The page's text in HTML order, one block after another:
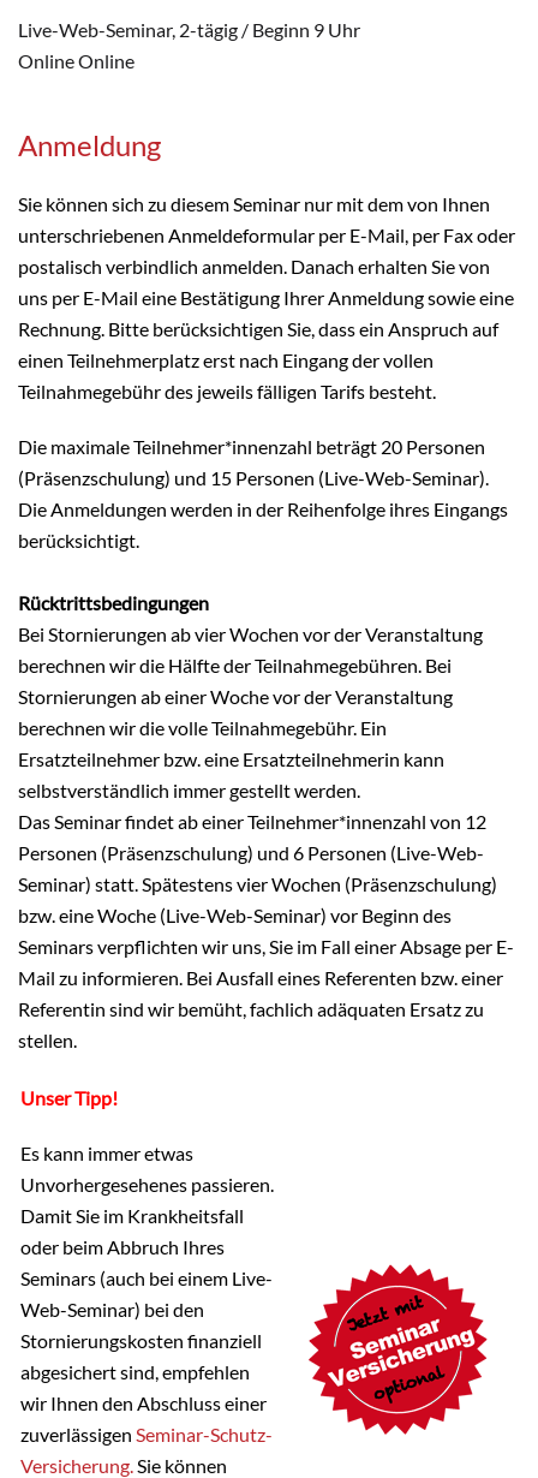
Live-Web-Seminar, 2-tägig / Beginn 9 Uhr
Online Online
Anmeldung
Sie können sich zu diesem Seminar nur mit dem von Ihnen
unterschriebenen Anmeldeformular per E-Mail, per Fax oder
postalisch verbindlich anmelden. Danach erhalten Sie von
uns per E-Mail eine Bestätigung Ihrer Anmeldung sowie eine
Rechnung. Bitte berücksichtigen Sie, dass ein Anspruch auf
einen Teilnehmerplatz erst nach Eingang der vollen
Teilnahmegebühr des jeweils fälligen Tarifs besteht.
Die maximale Teilnehmer*innenzahl beträgt 20 Personen
(Präsenzschulung) und 15 Personen (Live-Web-Seminar).
Die Anmeldungen werden in der Reihenfolge ihres Eingangs
berücksichtigt.
Rücktrittsbedingungen
Bei Stornierungen ab vier Wochen vor der Veranstaltung
berechnen wir die Hälfte der Teilnahmegebühren. Bei
Stornierungen ab einer Woche vor der Veranstaltung
berechnen wir die volle Teilnahmegebühr. Ein
Ersatzteilnehmer bzw. eine Ersatzteilnehmerin kann
selbstverständlich immer gestellt werden.
Das Seminar findet ab einer Teilnehmer*innenzahl von 12
Personen (Präsenzschulung) und 6 Personen (Live-Web-
Seminar) statt. Spätestens vier Wochen (Präsenzschulung)
bzw. eine Woche (Live-Web-Seminar) vor Beginn des
Seminars verpflichten wir uns, Sie im Fall einer Absage per E-
Mail zu informieren. Bei Ausfall eines Referenten bzw. einer
Referentin sind wir bemüht, fachlich adäquaten Ersatz zu
stellen.
Unser Tipp!
Es kann immer etwas
Unvorhergesehenes passieren.
Damit Sie im Krankheitsfall
oder beim Abbruch Ihres
Seminars (auch bei einem Live-
Web-Seminar) bei den
Stornierungskosten finanziell
abgesichert sind, empfehlen
wir Ihnen den Abschluss einer
zuverlässigen Seminar-Schutz-
Versicherung.Sie können